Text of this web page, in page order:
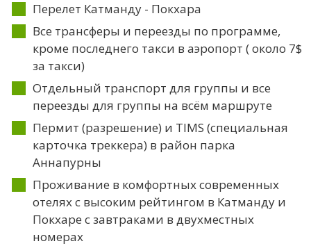
Перелет Катманду - Покхара
Все трансферы и переезды по программе,
кроме последнего такси в аэропорт ( около 7$
за такси)
Отдельный транспорт для группы и все
переезды для группы на всём маршруте
Пермит (разрешение) и TIMS (специальная
карточка треккера) в район парка
Аннапурны
Проживание в комфортных современных
отелях с высоким рейтингом в Катманду и
Покхаре с завтраками в двухместных
номерах